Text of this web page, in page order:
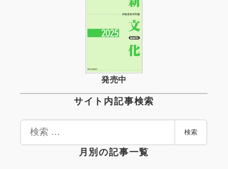
発売中
サイト内記事検索
検
検索
月別の記事一覧